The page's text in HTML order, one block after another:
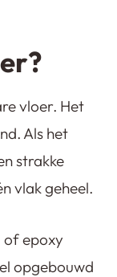
vloer. Het
Als het
strakke
vlak geheel.
of epoxy
opgebouwd